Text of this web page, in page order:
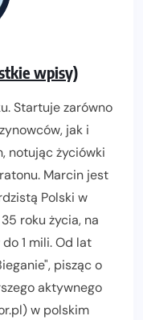
wpisy)
Startuje zarówno
jak i
notując życiówki
Marcin jest
Polski w
roku życia, na
1 mili. Od lat
pisząc o
aktywnego
w polskim